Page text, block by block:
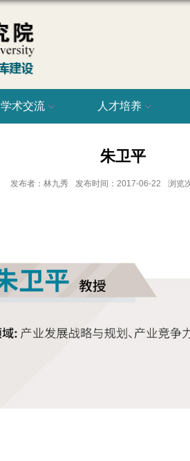
学术交流 人才培养
朱卫平
发布者：林九秀 发布时间：2017-06-22 浏览